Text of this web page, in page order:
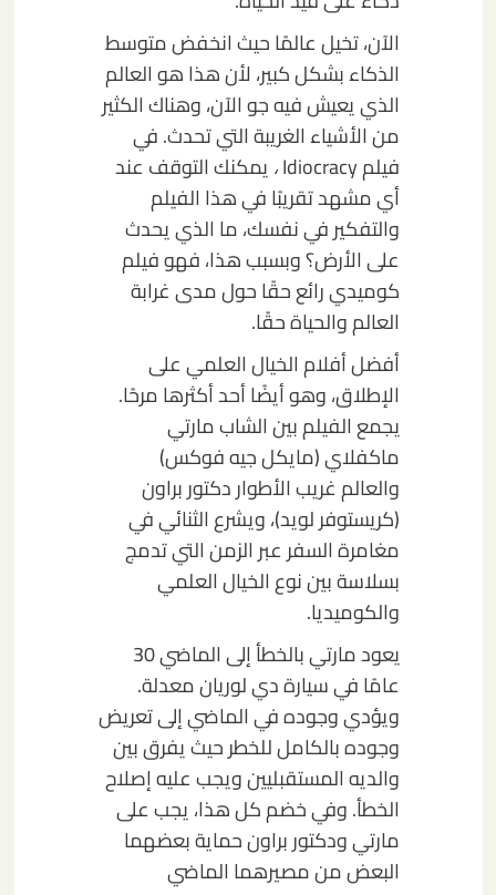
الآن، تخيل عالمًا حيث انخفض متوسط
الذكاء بشكل كبير، لأن هذا هو العالم
الذي يعيش فيه جو الآن، وهناك الكثير
من الأشياء الغريبة التي تحدث. في
فيلم Idiocracy
،يمكنك التوقف عند
أي مشهد تقريبًا في هذا الفيلم
والتفكير في نفسك، ما الذي يحدث
على الأرض؟ وبسبب هذا، فهو فيلم
كوميدي رائع حقًا حول مدى غرابة
العالم والحياة حقًا.
أفضل أفلام الخيال العلمي على
الإطلاق، وهو أيضًا أحد أكثرها مرحًا.
يجمع الفيلم بين الشاب مارتي
ماكفلاي (مايكل جيه فوكس)
والعالم غريب الأطوار دكتور براون
(كريستوفر لويد)، ويشرع الثنائي في
مغامرة السفر عبر الزمن التي تدمج
بسلاسة بين نوع الخيال العلمي
والكوميديا.
يعود مارتي بالخطأ إلى الماضي 30
عامًا في سيارة دي لوريان معدلة.
ويؤدي وجوده في الماضي إلى تعريض
وجوده بالكامل للخطر حيث يفرق بين
والديه المستقبليين ويجب عليه إصلاح
الخطأ. وفي خضم كل هذا، يجب على
مارتي ودكتور براون حماية بعضهما
البعض من مصيرهما الماضي